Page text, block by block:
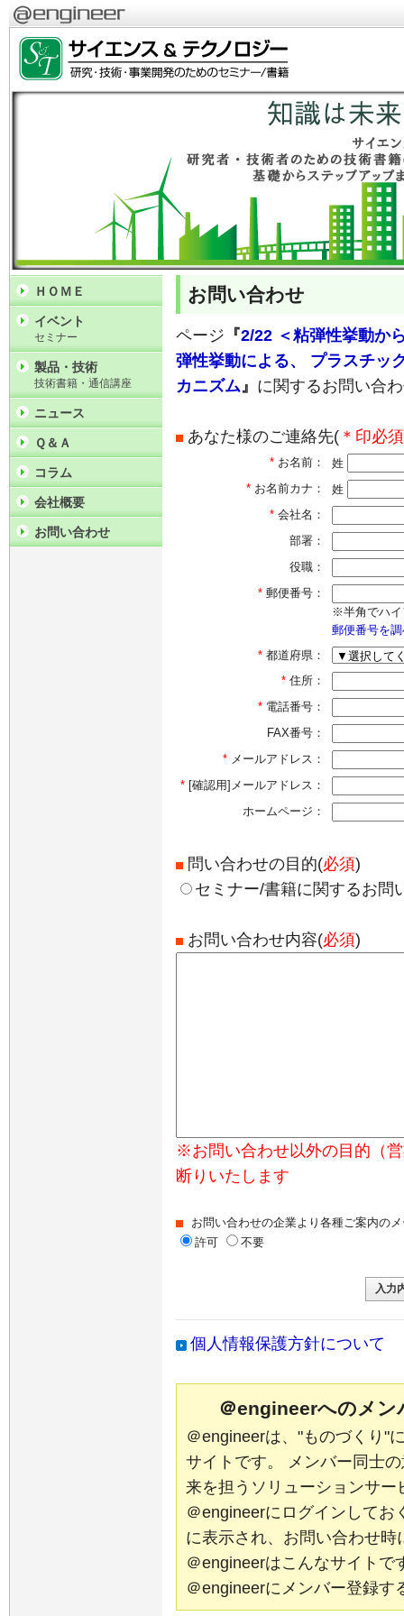
お問い合わせ
ページ 『2/22 ＜粘弾性挙動か
弾性挙動による、 プラスチッ
カニズム』 に関するお問い合
あなた様のご連絡先(＊印必須
* お名前：
姓
* お名前カナ：
姓
* 会社名：
部署：
役職：
* 郵便番号：
※半角でハイ
郵便番号を
* 都道府県：
* 住所：
* 電話番号：
FAX番号：
* メールアドレス：
* [確認用]メールアドレス：
ホームページ：
問い合わせの目的(必須)
セミナー/書籍に関するお問
お問い合わせ内容(必須)
※お問い合わせ以外の目的（
断りいたします
お問い合わせの企業より各種ご案内の
許可
不要
個人情報保護方針について
＠engineerへのメン
＠engineerは、"ものづくり"
サイトです。 メンバー同士
来を担うソリューションサ
＠engineerにログインしてお
に表示され、お問い合わせ時
＠engineerはこんなサイ
＠engineerにメンバー登
ＨＯＭＥ
イベント
セミナー
製品・技術
技術書籍・通信講座
ニュース
Ｑ＆Ａ
コラム
会社概要
お問い合わせ